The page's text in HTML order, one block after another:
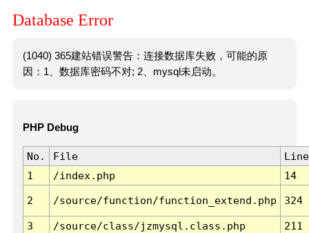
Database Error
(1040) 365建站错误警告：连接数据库失败，可能的原
因：1、数据库密码不对; 2、mysql未启动。
PHP Debug
No. File
Line
1
/index.php 14
2 /source/function/function_extend.php 324
3 /source/class/jzmysql.class.php
211